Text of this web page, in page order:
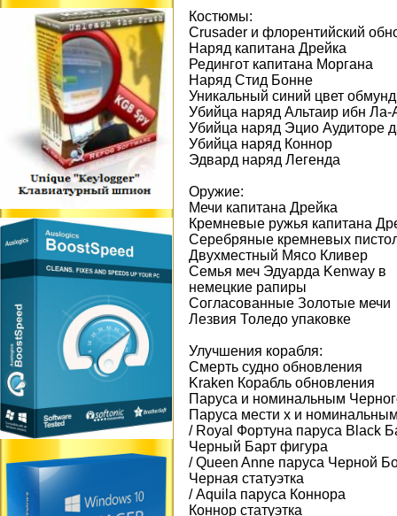
Костюмы:
Crusader и флорентийский
Наряд капитана Дрейка
Редингот капитана Моргана
Наряд Стид Бонне
Уникальный синий цвет
Убийца наряд Альтаир ибн Ла-
Убийца наряд Эцио Аудиторе
Убийца наряд Коннор
Эдвард наряд Легенда
Оружие:
Мечи капитана Дрейка
Кремневые ружья капитана
Серебряные кремневых
Двухместный Мясо Кливер
Семья меч Эдуарда Kenway в
немецкие рапиры
Согласованные Золотые мечи
Лезвия Толедо упаковке
Улучшения корабля:
Смерть судно обновления
Kraken Корабль обновления
Паруса и номинальным
Паруса мести х и
/ Royal Фортуна паруса Black
Черный Барт фигура
/ Queen Anne паруса Черной
Черная статуэтка
/ Aquila паруса Коннора
Коннор статуэтка